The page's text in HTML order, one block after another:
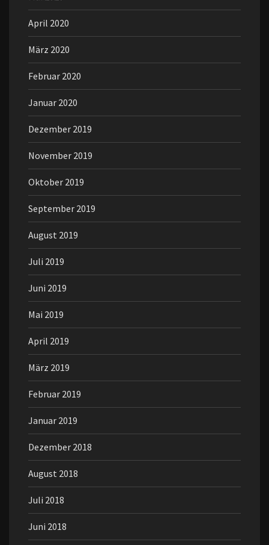
April 2020
März 2020
Februar 2020
Januar 2020
Dezember 2019
November 2019
Oktober 2019
September 2019
August 2019
Juli 2019
Juni 2019
Mai 2019
April 2019
März 2019
Februar 2019
Januar 2019
Dezember 2018
August 2018
Juli 2018
Juni 2018